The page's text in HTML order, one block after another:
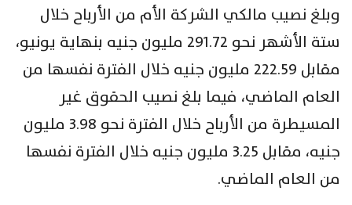
وبلغ نصيب مالكي الشركة الأم من الأرباح خلال
ستة الأشهر نحو 291.72 مليون جنيه بنهاية يونيو،
مقابل 222.59 مليون جنيه خلال الفترة نفسها من
العام الماضي، فيما بلغ نصيب الحقوق غير
المسيطرة من الأرباح خلال الفترة نحو 3.98 مليون
جنيه، مقابل 3.25 مليون جنيه خلال الفترة نفسها
من العام الماضي.